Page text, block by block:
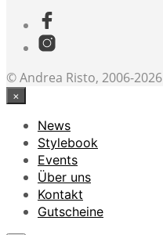
© Andrea Risto, 2006-2026
×
News
Stylebook
Events
Über uns
Kontakt
Gutscheine